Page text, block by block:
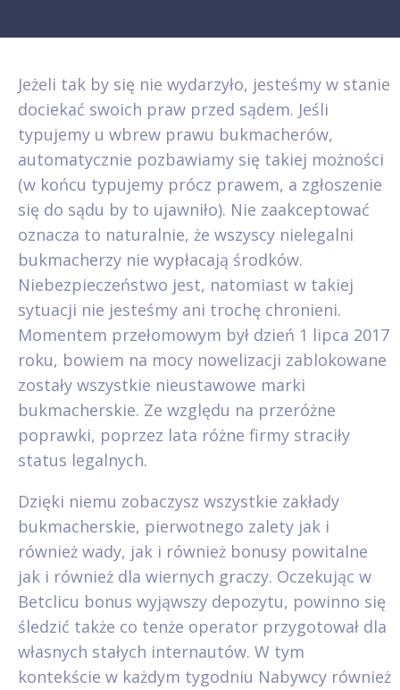
Jeżeli tak by się nie wydarzyło, jesteśmy w stanie
dociekać swoich praw przed sądem. Jeśli
typujemy u wbrew prawu bukmacherów,
automatycznie pozbawiamy się takiej możności
(w końcu typujemy prócz prawem, a zgłoszenie
się do sądu by to ujawniło). Nie zaakceptować
oznacza to naturalnie, że wszyscy nielegalni
bukmacherzy nie wypłacają środków.
Niebezpieczeństwo jest, natomiast w takiej
sytuacji nie jesteśmy ani trochę chronieni.
Momentem przełomowym był dzień 1 lipca 2017
roku, bowiem na mocy nowelizacji zablokowane
zostały wszystkie nieustawowe marki
bukmacherskie. Ze względu na przeróżne
poprawki, poprzez lata różne firmy straciły
status legalnych.
Dzięki niemu zobaczysz wszystkie zakłady
bukmacherskie, pierwotnego zalety jak i
również wady, jak i również bonusy powitalne
jak i również dla wiernych graczy. Oczekując w
Betclicu bonus wyjąwszy depozytu, powinno się
śledzić także co tenże operator przygotował dla
własnych stałych internautów. W tym
kontekście w każdym tygodniu Nabywcy również